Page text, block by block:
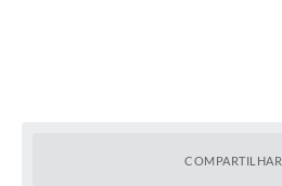
COMPARTILHAR